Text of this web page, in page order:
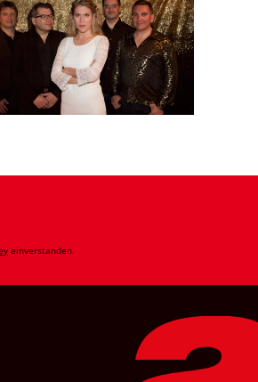
einverstanden.